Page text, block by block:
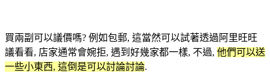
買兩副可以議價嗎? 例如包郵, 這當然可以試著透過阿里旺旺
議看看, 店家通常會婉拒, 遇到好幾家都一樣, 不過, 他們可以送
一些小東西, 這倒是可以討論討論.